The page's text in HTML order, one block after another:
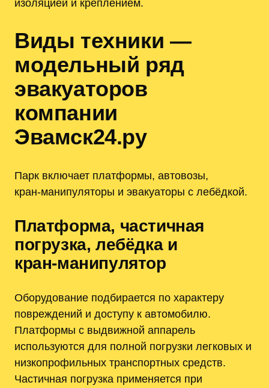
изоляцией и креплением.
Виды техники —
модельный ряд
эвакуаторов
компании
Эвамск24.ру
Парк включает платформы, автовозы,
кран‑манипуляторы и эвакуаторы с лебёдкой.
Платформа, частичная
погрузка, лебёдка и
кран‑манипулятор
Оборудование подбирается по характеру
повреждений и доступу к автомобилю.
Платформы с выдвижной аппарель
используются для полной погрузки легковых и
низкопрофильных транспортных средств.
Частичная погрузка применяется при